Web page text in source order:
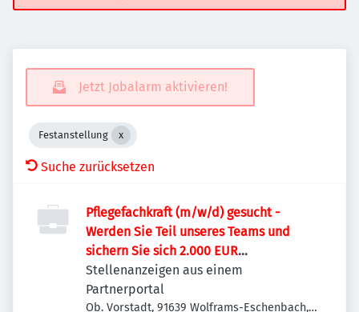
Jetzt Jobalarm aktivieren!
Festanstellung
Suche zurücksetzen
Pflegefachkraft (m/w/d) gesucht -
Werden Sie Teil unseres Teams und
sichern Sie sich 2.000 EUR
Willkommensprämie!
Stellenanzeigen aus einem
Partnerportal
Ob. Vorstadt, 91639 Wolframs-Eschenbach,